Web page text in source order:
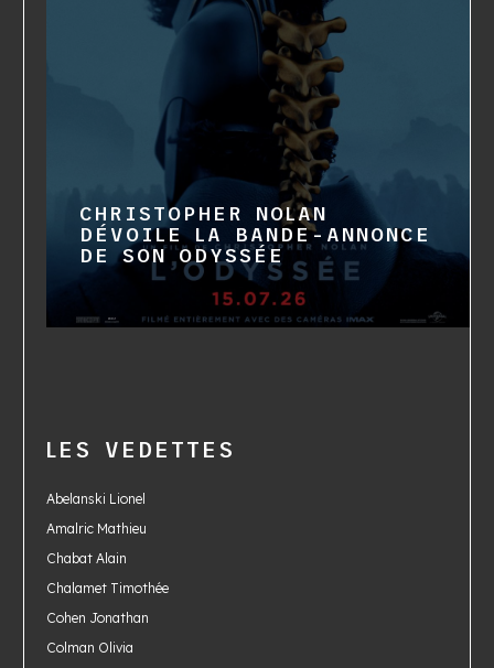
CHRISTOPHER NOLAN
DÉVOILE LA BANDE-ANNONCE
DE SON ODYSSÉE
LES VEDETTES
Abelanski Lionel
Amalric Mathieu
Chabat Alain
Chalamet Timothée
Cohen Jonathan
Colman Olivia